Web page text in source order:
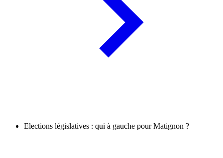
Elections législatives : qui à gauche pour Matignon ?